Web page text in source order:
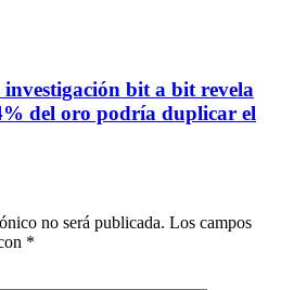
bit a bit revela
del oro podría duplicar el
no será publicada. Los campos
*